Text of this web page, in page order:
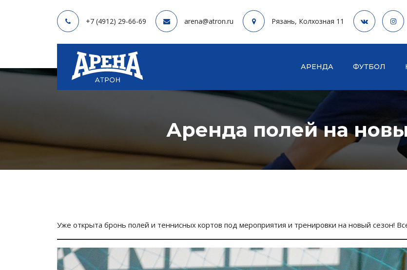
+7 (4912) 29-66-69 arena@atron.ru Рязань, Колхозная 11
АРЕНДА ФУТБОЛ
Аренда полей на
Уже открыта бронь полей и теннисных кортов под мероприятия и тренировки на новый сезон!